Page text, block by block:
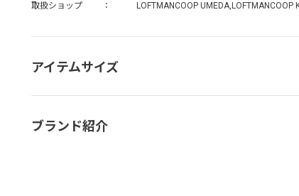
取扱ショップ LOFTMANCOOP UMEDA,LOFTMANCOOP
アイテムサイズ
ブランド紹介